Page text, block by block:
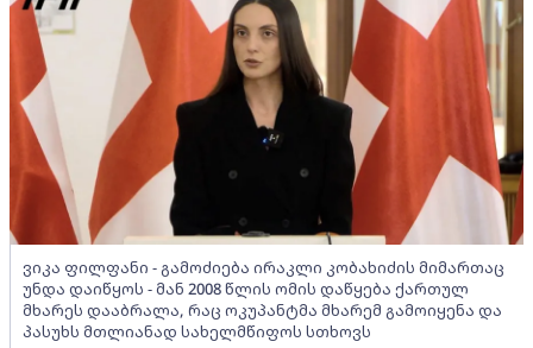
ვიკა ფილფანი - გამოძიება ირაკლი კობახიძის მიმართაც
უნდა დაიწყოს - მან 2008 წლის ომის დაწყება ქართულ
მხარეს დააბრალა, რაც ოკუპანტმა მხარემ გამოიყენა და
პასუხს მთლიანად სახელმწიფოს სთხოვს